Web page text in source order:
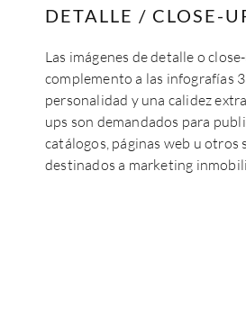
DETALLE / CLOSE-
Las imágenes de detalle o
complemento a las infografías
personalidad y una calidez
ups son demandados para
catálogos, páginas web u otros
destinados a marketing